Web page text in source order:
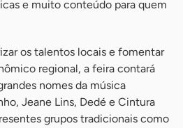
e muito conteúdo para quem
os talentos locais e fomentar
regional, a feira contará
nomes da música
Jeane Lins, Dedé e Cintura
grupos tradicionais como